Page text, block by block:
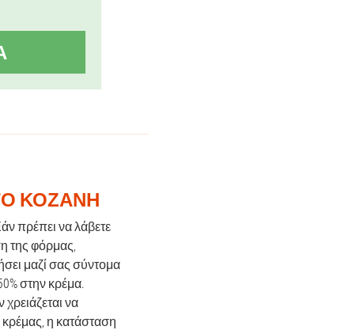
ΚΟΖΆΝΗ
πρέπει να λάβετε
της φόρμας,
μαζί σας σύντομα
στην κρέμα.
να
κρέμας, η κατάσταση